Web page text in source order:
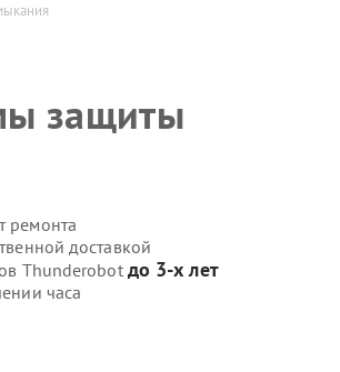
защиты
ремонта
доставкой
Thunderobot до 3-х лет
часа